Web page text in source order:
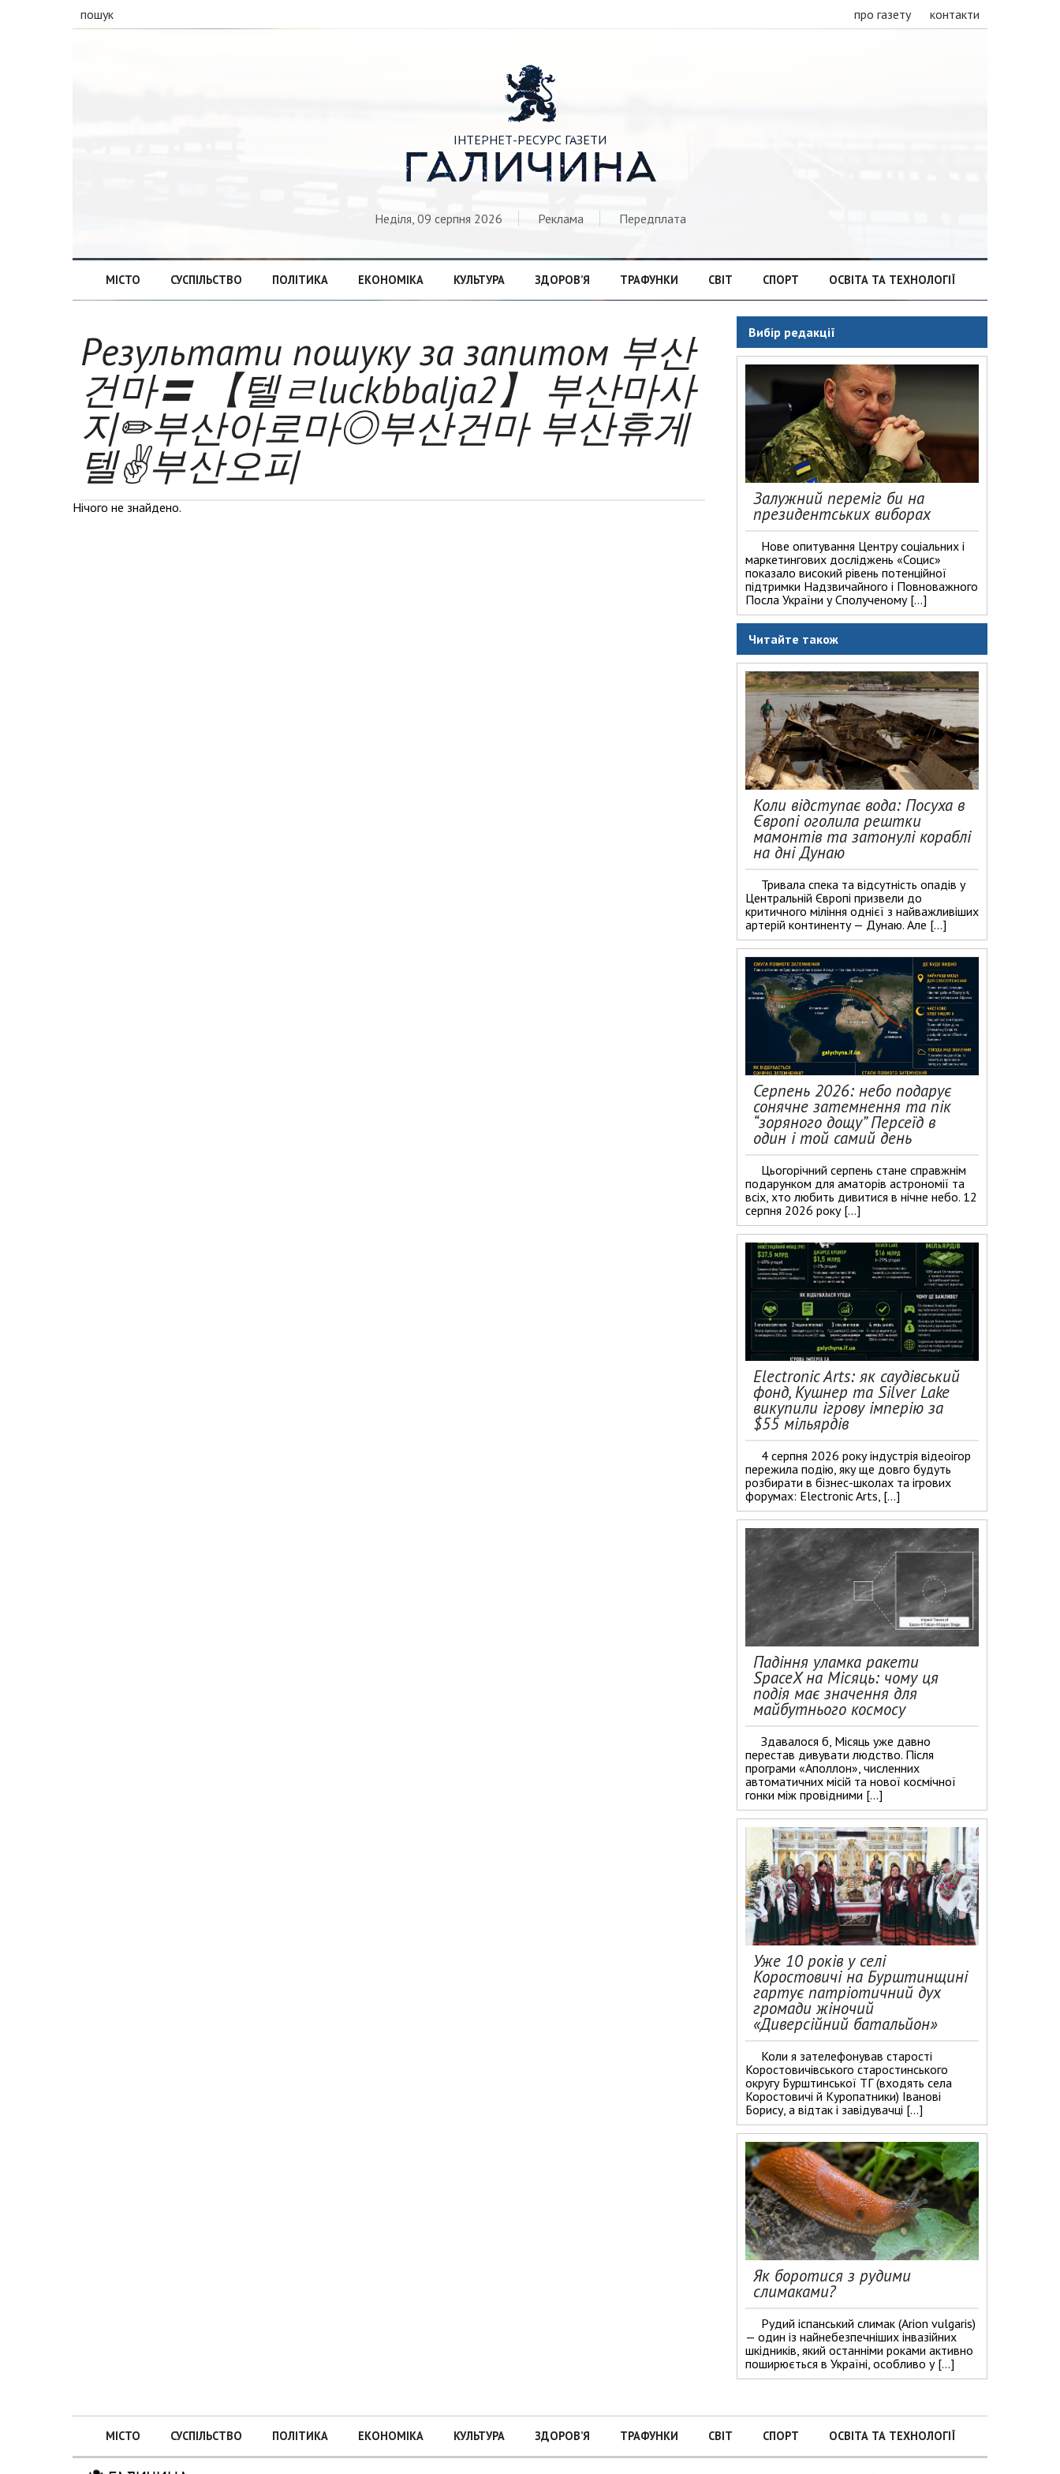
пошук про газету контакти

ІНТЕРНЕТ-РЕСУРС ГАЗЕТИ
ГАЛИЧИНА
Неділя, 09 серпня 2026 Реклама Передплата
МІСТО СУСПІЛЬСТВО ПОЛІТИКА ЕКОНОМІКА КУЛЬТУРА ЗДОРОВ’Я ТРАФУНКИ СВІТ СПОРТ ОСВІТА ТА ТЕХНОЛОГІЇ
Результати пошуку за запитом 부산
건마〓 【텔ㄹluckbbalja2】 부산마사
지✏부산아로마◎부산건마 부산휴게
텔✌부산오피
Нічого не знайдено.
Вибір редакції
Залужний переміг би на
президентських виборах
Нове опитування Центру соціальних і
маркетингових досліджень «Социс»
показало високий рівень потенційної
підтримки Надзвичайного і Повноважного
Посла України у Сполученому […]
Читайте також
Коли відступає вода: Посуха в
Європі оголила рештки
мамонтів та затонулі кораблі
на дні Дунаю
Тривала спека та відсутність опадів у
Центральній Європі призвели до
критичного міління однієї з найважливіших
артерій континенту — Дунаю. Але […]
Серпень 2026: небо подарує
сонячне затемнення та пік
“зоряного дощу” Персеїд в
один і той самий день
Цьогорічний серпень стане справжнім
подарунком для аматорів астрономії та
всіх, хто любить дивитися в нічне небо. 12
серпня 2026 року […]
Electronic Arts: як саудівський
фонд, Кушнер та Silver Lake
викупили ігрову імперію за
$55 мільярдів
4 серпня 2026 року індустрія відеоігор
пережила подію, яку ще довго будуть
розбирати в бізнес-школах та ігрових
форумах: Electronic Arts, […]
Падіння уламка ракети
SpaceX на Місяць: чому ця
подія має значення для
майбутнього космосу
Здавалося б, Місяць уже давно
перестав дивувати людство. Після
програми «Аполлон», численних
автоматичних місій та нової космічної
гонки між провідними […]
Уже 10 років у селі
Коростовичі на Бурштинщині
гартує патріотичний дух
громади жіночий
«Диверсійний батальйон»
Коли я зателефонував старості
Коростовичівського старостинського
округу Бурштинської ТГ (входять села
Коростовичі й Куропатники) Іванові
Борису, а відтак і завідувачці […]
Як боротися з рудими
слимаками?
Рудий іспанський слимак (Arion vulgaris)
— один із найнебезпечніших інвазійних
шкідників, який останніми роками активно
поширюється в Україні, особливо у […]
МІСТО СУСПІЛЬСТВО ПОЛІТИКА ЕКОНОМІКА КУЛЬТУРА ЗДОРОВ’Я ТРАФУНКИ СВІТ СПОРТ ОСВІТА ТА ТЕХНОЛОГІЇ